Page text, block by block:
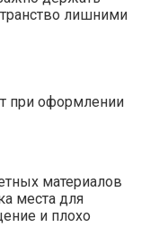
лишними
при оформлении
материалов
места для
и плохо